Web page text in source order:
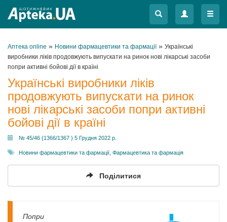
Меню
Меню
Аптека online » Новини фармацевтики та фармації» Українські
виробники ліків продовжують випускати на ринок нові лікарські засоби
попри активні бойові дії в країні
Українські виробники ліків
продовжують випускати на ринок
нові лікарські засоби попри активні
бойові дії в країні
№ 45/46 (1366/1367 ) 5 Грудня 2022 р.
Новини фармацевтики та фармації Фармацевтика та фармація
Поділитися
Попри